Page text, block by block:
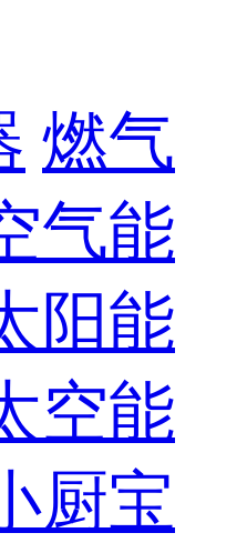
燃气
气能
阳能
空能
厨宝